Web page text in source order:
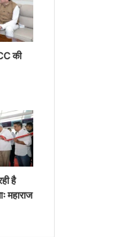
की
है
महाराज